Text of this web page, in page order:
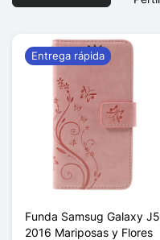
Funda Samsug Galaxy J5
2016 Mariposas y Flores
Entrega rápida